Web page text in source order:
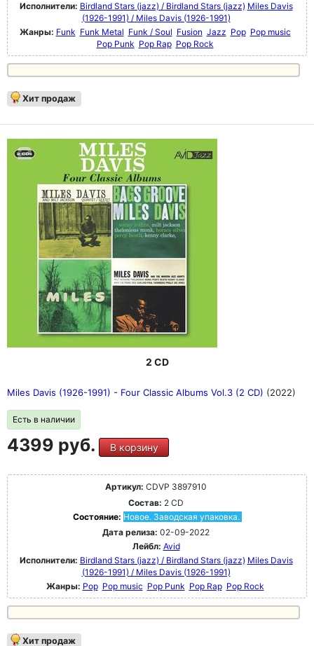
Исполнители: Birdland Stars (jazz) / Birdland Stars (jazz) Miles Davis
(1926-1991) / Miles Davis (1926-1991)
Жанры: Funk Funk Metal Funk / Soul Fusion Jazz Pop Pop music
Pop Punk Pop Rap Pop Rock
Хит продаж
2 CD
Miles Davis (1926-1991) - Four Classic Albums Vol.3 (2 CD) (2022)
Есть в наличии
4399 руб. В корзину
Артикул: CDVP 3897910
Состав: 2 CD
Состояние: Новое. Заводская упаковка.
Дата релиза: 02-09-2022
Лейбл: Avid
Исполнители: Birdland Stars (jazz) / Birdland Stars (jazz) Miles Davis
(1926-1991) / Miles Davis (1926-1991)
Жанры: Pop Pop music Pop Punk Pop Rap Pop Rock
Хит продаж